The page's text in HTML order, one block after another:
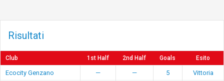
Risultati
Club 1st Half 2nd Half Goals Esito
Ecocity Genzano — — 5
Vittoria